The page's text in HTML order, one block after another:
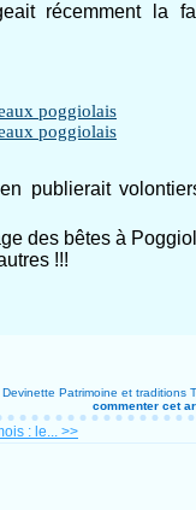
récemment la
publierait
des bêtes à
!!!
Devinette Patrimoine et traditions
commenter cet
: le... >>